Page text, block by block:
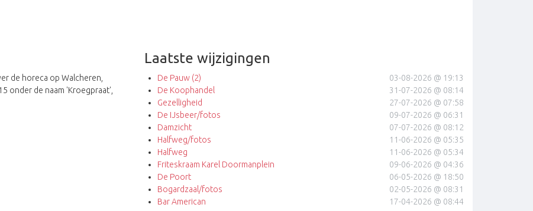
de horeca op Walcheren,
onder de naam 'Kroegpraat',
Laatste wijzigingen
03-08-2026 @ 19:13
De Pauw (2)
31-07-2026 @ 08:14
De Koophandel
27-07-2026 @ 07:58
Gezelligheid
09-07-2026 @ 06:31
De IJsbeer/fotos
07-07-2026 @ 08:12
Damzicht
11-06-2026 @ 05:35
Halfweg/fotos
11-06-2026 @ 05:34
Halfweg
09-06-2026 @ 04:36
Friteskraam Karel Doormanplein
06-05-2026 @ 18:50
De Poort
02-05-2026 @ 08:31
Bogardzaal/fotos
17-04-2026 @ 08:44
Bar American